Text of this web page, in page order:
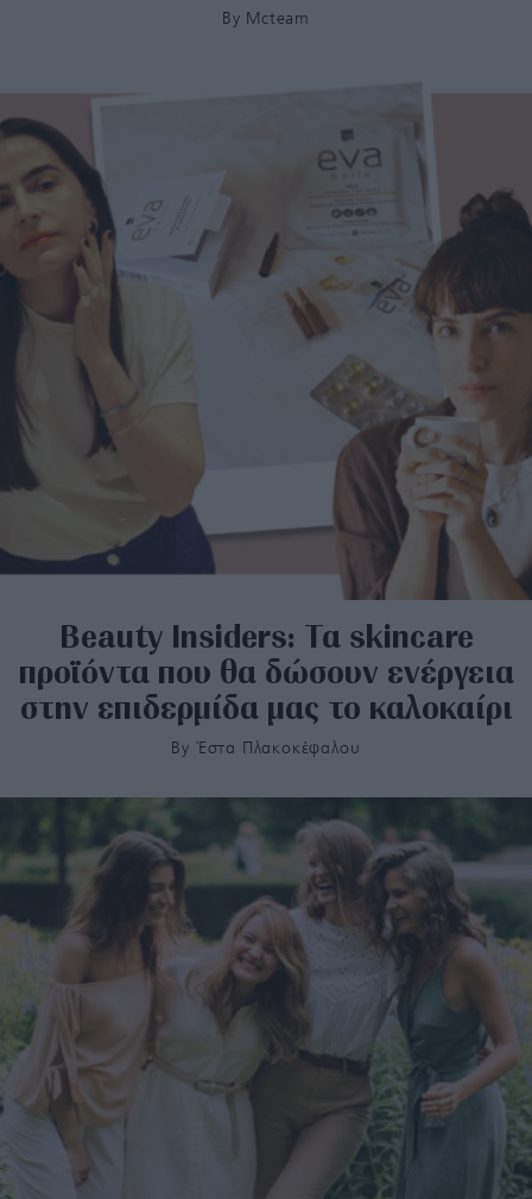
By Mcteam
Beauty Insiders: Τα skincare
προϊόντα που θα δώσουν ενέργεια
στην επιδερμίδα μας το καλοκαίρι
By Έστα Πλακοκέφαλου